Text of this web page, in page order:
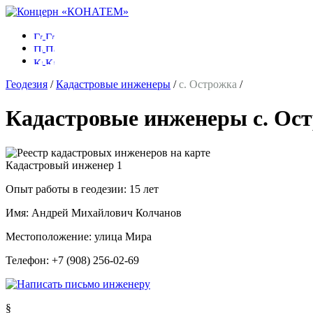
Геодезия /Кадастровые инженеры /с. Острожка /
Кадастровые инженеры с.
Кадастровый инженер 1
Опыт работы в геодезии: 15 лет
Имя: Андрей Михайлович Колчанов
Местоположение: улица Мира
Телефон: +7 (908) 256-02-69
§